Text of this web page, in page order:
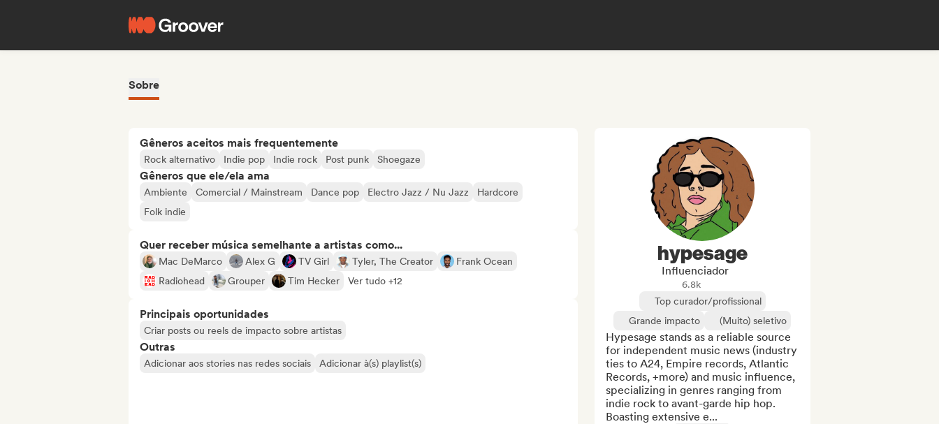
Sobre
Gêneros aceitos mais frequentemente
Rock alternativo Indie pop Indie rock Post punk Shoegaze
Gêneros que ele/ela ama
Ambiente Comercial / Mainstream Dance pop Electro Jazz / Nu Jazz
Hardcore
Folk indie
Quer receber música semelhante a artistas como...
Mac DeMarco Alex G TV Girl Tyler, The Creator
Frank Ocean
Radiohead
Grouper Tim Hecker Ver tudo +12
Principais oportunidades
Criar posts ou reels de impacto sobre artistas
Outras
Adicionar aos stories nas redes sociais Adicionar à(s) playlist(s)
hypesage
Influenciador
6.8k
Top curador/profissional
Grande impacto
(Muito) seletivo
Hypesage stands as a reliable source
for independent music news (industry
ties to A24, Empire records, Atlantic
Records, +more) and music influence,
specializing in genres ranging from
indie rock to avant-garde hip hop.
Boasting extensive e...